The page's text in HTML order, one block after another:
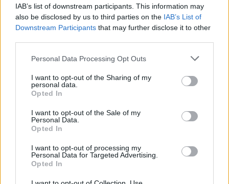
IAB’s list of downstream participants. This information may
also be disclosed by us to third parties on the IAB’s List of
Downstream Participants that may further disclose it to other
Personal Data Processing Opt Outs
I want to opt-out of the Sharing of my
personal data.
Opted In
I want to opt-out of the Sale of my
Personal Data.
Opted In
I want to opt-out of processing my
Personal Data for Targeted Advertising.
Opted In
Eladó adatai
Ozoli Dániel E.V.
Képíró u.5.
Telefon: 06209447595
http://www.passagegaleria.hu
Bemutatkozás: Belváros szívében kortárs képzőművészeti,
tárgyakkal várjuk szeretettel.